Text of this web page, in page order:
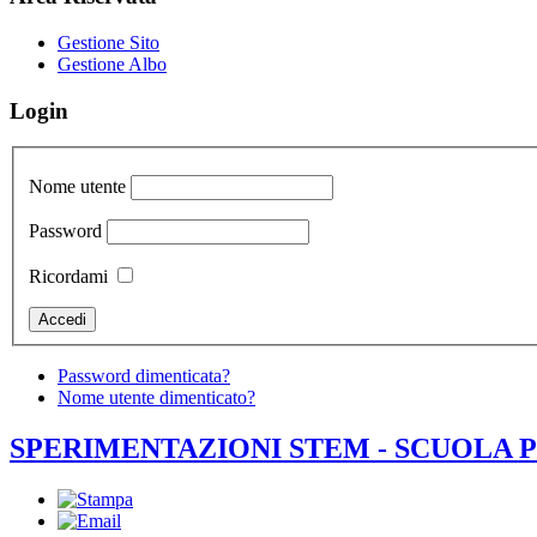
Gestione Sito
Gestione Albo
Login
Nome utente
Password
Ricordami
Password dimenticata?
Nome utente dimenticato?
SPERIMENTAZIONI STEM - SCUOLA